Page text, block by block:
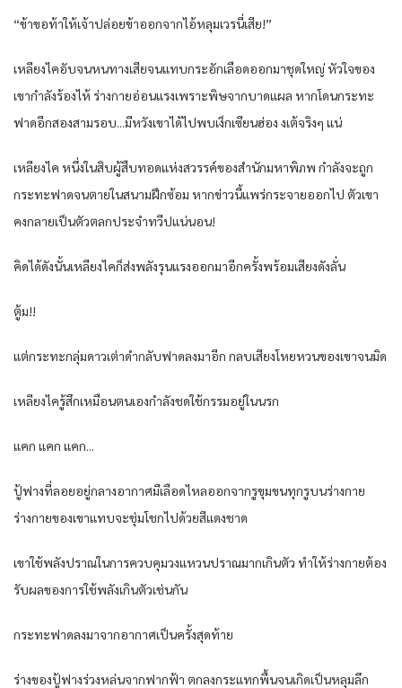
“ข้า​ขอ​ท้า​ให้​เจ้าปล่อย​ข้า​ออกจาก​ไอ้​หลุม​เวร​นี่​เสีย​!”
เหลียง​ไค​อับจน​หนทาง​เสีย​จน​แทบ​กระอัก​เลือด​ออกมา​ชุด​ใหญ่​ หัวใจ​ของ​
เขา​กำลัง​ร้องไห้​ ร่างกาย​อ่อนแรง​เพราะ​พิษ​จาก​บาดแผล​ หาก​โดน​กระทะ​
ฟาด​อีก​สอง​สามรอ​บ.​..มีหวัง​เขา​ได้​ไปพบ​เง็ก​เซียน​ฮ่อง งเต้​จริงๆ​ แน่​
เหลียง​ไค​ หนึ่ง​ใน​สิบ​ผู้สืบทอด​แห่ง​สวรรค์​ของ​สำนัก​มหา​พิภพ​ กำลังจะ​ถูก​
กระทะ​ฟาด​จนตาย​ใน​สนาม​ฝึกซ้อม​ หาก​ข่าว​นี้​แพร่กระจาย​ออก​ไป ตัว​เขา​
คง​กลายเป็น​ตัวตลก​ประจำ​ทวีป​แน่นอน​!
คิดได้​ดังนั้น​เหลียง​ไค​ก็​ส่งพลัง​รุนแรง​ออกมา​อีกครั้ง​พร้อม​เสียง​ดังลั่น​
ตู้​ม!!
แต่​กระทะ​กลุ่ม​ดาว​เต่าดำ​กลับ​ฟาด​ลงมา​อีก​ กลบ​เสียง​โหยหวน​ของ​เขา​จน​มิด​
เหลียง​ไค​รู้สึก​เหมือน​ตนเอง​กำลัง​ชด​ใช้กรรม​อยู่​ใน​นรก​
แค​ก​ แค​ก​ แค​ก.​..
ปู้ฟางที่​ลอย​อยู่​กลางอากาศ​มีเลือด​ไหล​ออกจาก​รูขุมขน​ทุ​กรู​บน​ร่างกาย​
ร่างกาย​ของ​เขา​แทบจะ​ชุ่มโชก​ไปด้วย​สีแดง​ชาด​
เขา​ใช้พลัง​ปราณ​ใน​การควบคุม​วงแหวน​ปราณ​มาก​เกินตัว​ ทำให้​ร่างกาย​ต้อง​
รับ​ผล​ของ​การ​ใช้พลัง​เกินตัว​เช่นกัน​
กระทะ​ฟาด​ลง​มาจาก​อากาศ​เป็น​ครั้งสุดท้าย​
ร่าง​ของ​ปู้ฟางร่วงหล่น​จาก​ฟากฟ้า​ ตกลง​กระแทก​พื้น​จน​เกิด​เป็น​หลุม​ลึก​